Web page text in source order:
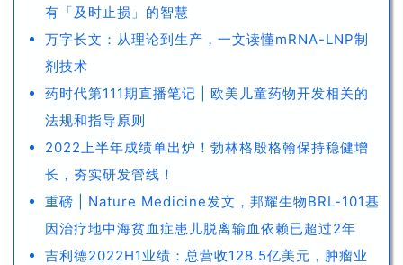
有「及时止损」的智慧
万字长文：从理论到生产，一文读懂mRNA-LNP制
剂技术
药时代第111期直播笔记 | 欧美儿童药物开发相关的
法规和指导原则
2022上半年成绩单出炉！勃林格殷格翰保持稳健增
长，夯实研发管线！
重磅 | Nature Medicine发文，邦耀生物BRL-101基
因治疗地中海贫血症患儿脱离输血依赖已超过2年
吉利德2022H1业绩：总营收128.5亿美元，肿瘤业